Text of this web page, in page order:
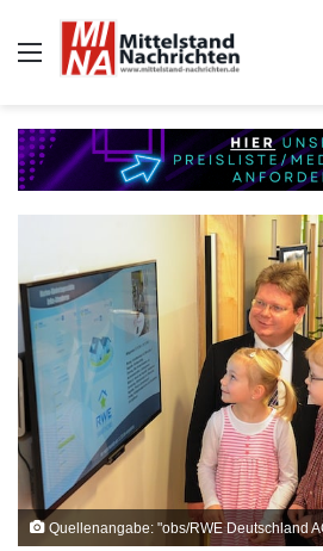
Auswahl
Quellenangabe: "obs/RWE Deutschland